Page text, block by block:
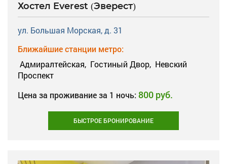
Хостел Everest (Эверест)
ул. Большая Морская, д. 31
Ближайшие станции метро:
Адмиралтейская, Гостиный Двор, Невский
Проспект
Цена за проживание за 1 ночь: 800 руб.
БЫСТРОЕ БРОНИРОВАНИЕ